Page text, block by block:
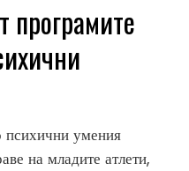
програмите
психични умения
на младите атлети,